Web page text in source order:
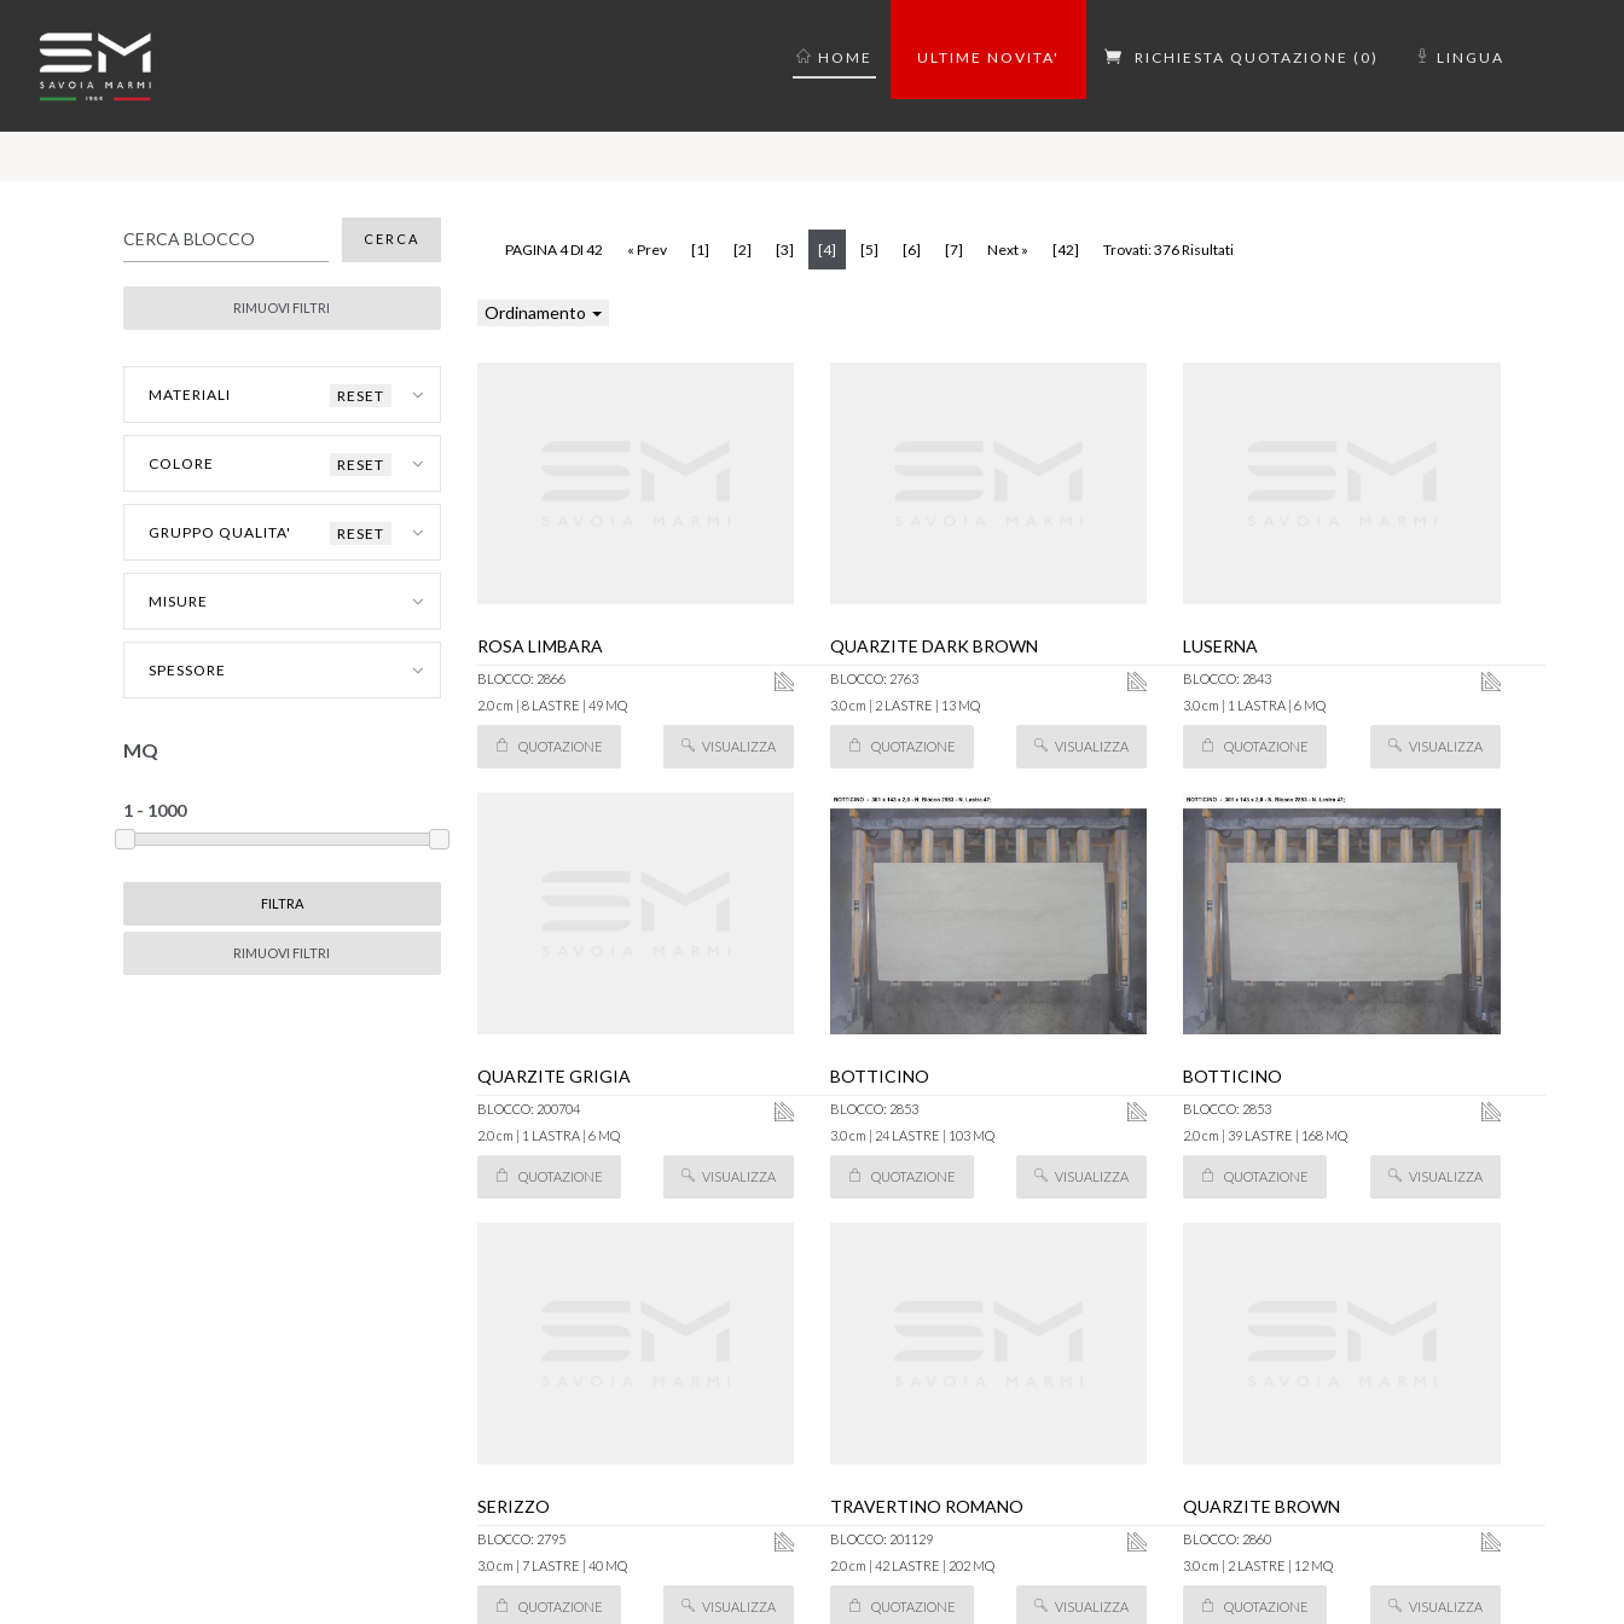
HOME ULTIME NOVITA' RICHIESTA QUOTAZIONE (0) LINGUA
MATERIALI RESET
COLORE RESET
GRUPPO QUALITA' RESET
MISURE
SPESSORE
MQ
RIMUOVI FILTRI
PAGINA 4 DI 42 « Prev [1] [2] [3] [4](current)
[5] [6] [7] Next » [42] Trovati: 376 Risultati
Ordinamento
ROSA LIMBARA
BLOCCO: 2866
2.0 cm | 8 LASTRE | 49 MQ
QUOTAZIONE VISUALIZZA
QUARZITE DARK BROWN
BLOCCO: 2763
3.0 cm | 2 LASTRE | 13 MQ
QUOTAZIONE VISUALIZZA
LUSERNA
BLOCCO: 2843
3.0 cm | 1 LASTRA | 6 MQ
QUOTAZIONE VISUALIZZA
QUARZITE GRIGIA
BLOCCO: 200704
2.0 cm | 1 LASTRA | 6 MQ
QUOTAZIONE VISUALIZZA
BOTTICINO
BLOCCO: 2853
3.0 cm | 24 LASTRE | 103 MQ
QUOTAZIONE VISUALIZZA
BOTTICINO
BLOCCO: 2853
2.0 cm | 39 LASTRE | 168 MQ
QUOTAZIONE VISUALIZZA
SERIZZO
BLOCCO: 2795
3.0 cm | 7 LASTRE | 40 MQ
QUOTAZIONE VISUALIZZA
TRAVERTINO ROMANO
BLOCCO: 201129
2.0 cm | 42 LASTRE | 202 MQ
QUOTAZIONE VISUALIZZA
QUARZITE BROWN
BLOCCO: 2860
3.0 cm | 2 LASTRE | 12 MQ
QUOTAZIONE VISUALIZZA